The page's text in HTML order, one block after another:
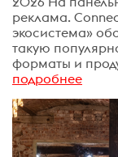
реклама.
экосистема»
такую
форматы и
подробнее